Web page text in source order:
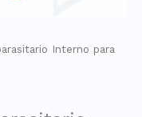
Interno para